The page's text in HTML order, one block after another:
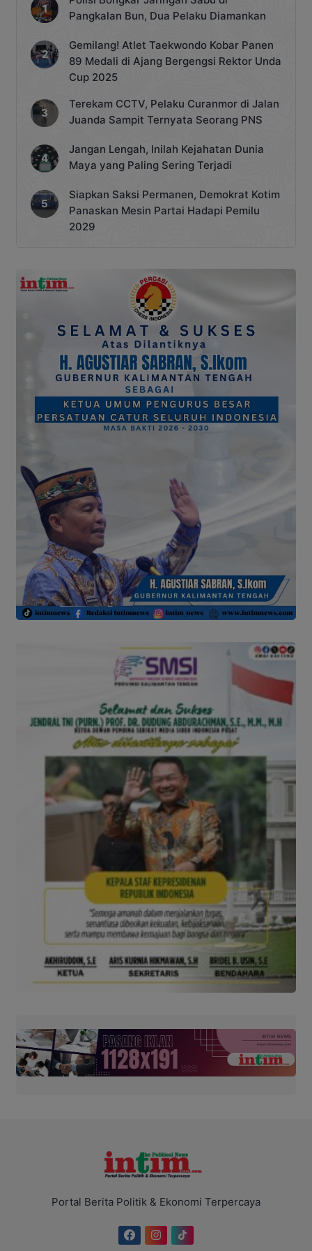
aturan dan petunjuk teknis yang […]
Pangkalan Bun, Dua Pelaku Diamankan
Gemilang! Atlet Taekwondo Kobar Panen
89 Medali di Ajang Bergengsi Rektor Unda
Cup 2025
Terekam CCTV, Pelaku Curanmor di Jalan
Juanda Sampit Ternyata Seorang PNS
Jangan Lengah, Inilah Kejahatan Dunia
Maya yang Paling Sering Terjadi
Siapkan Saksi Permanen, Demokrat Kotim
Panaskan Mesin Partai Hadapi Pemilu
2029
Portal Berita Politik & Ekonomi Terpercaya